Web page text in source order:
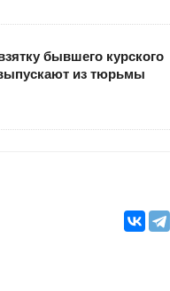
бывшего курского
из тюрьмы